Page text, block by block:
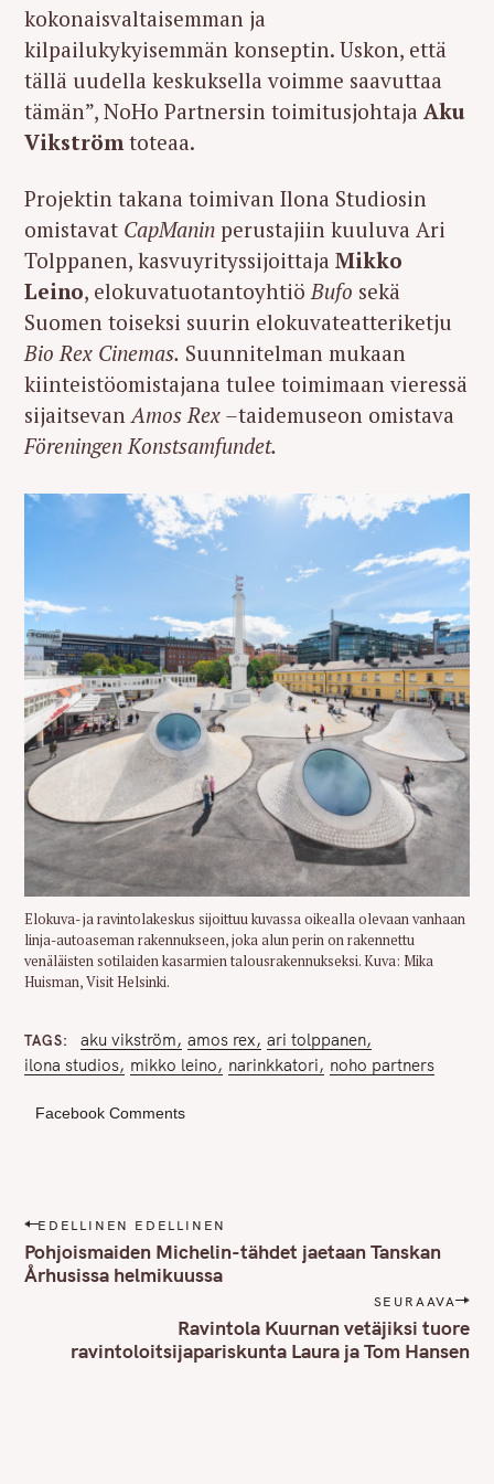
kokonaisvaltaisemman ja
kilpailukykyisemmän konseptin. Uskon, että
tällä uudella keskuksella voimme saavuttaa
tämän”, NoHo Partnersin toimitusjohtaja Aku
Vikströmtoteaa.
Projektin takana toimivan Ilona Studiosin
omistavat CapManin perustajiin kuuluva Ari
Tolppanen, kasvuyrityssijoittaja Mikko
Leino, elokuvatuotantoyhtiöBufo sekä
Suomen toiseksi suurin elokuvateatteriketju
Bio Rex Cinemas. Suunnitelman mukaan
kiinteistöomistajana tulee toimimaan vieressä
sijaitsevanAmos Rex –taidemuseon omistava
Föreningen Konstsamfundet.
Elokuva- ja ravintolakeskus sijoittuu kuvassa oikealla olevaan vanhaan
linja-autoaseman rakennukseen, joka alun perin on rakennettu
venäläisten sotilaiden kasarmien talousrakennukseksi. Kuva: Mika
Huisman, Visit Helsinki.
TAGS aku vikström amos rex ari tolppanen
ilona studios mikko leino narinkkatori noho partners
Facebook Comments
P
o
s
EDELLINEN EDELLINEN
Pohjoismaiden Michelin-tähdet jaetaan Tanskan
Århusissa helmikuussa
SEURAAVA
Ravintola Kuurnan vetäjiksi tuore
ravintoloitsijapariskunta Laura ja Tom Hansen